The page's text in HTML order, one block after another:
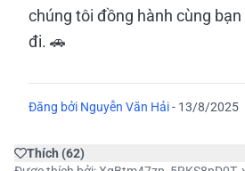
chúng tôi đồng hành cùng
đi. 🚗
Đăng bởi Nguyễn Văn Hải- 13/8/2025
Thích (62)